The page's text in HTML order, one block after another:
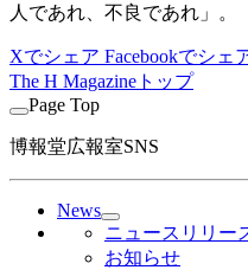
人であれ、不良であれ」。
Xでシェア Facebookでシェ
The H Magazineトップ
Page Top
博報堂広報室SNS
News
ニュースリリー
お知らせ